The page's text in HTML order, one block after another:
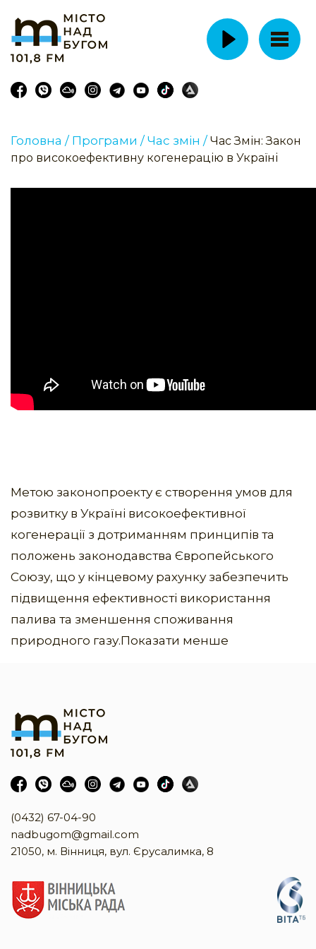
Головна / Програми / Час змін / Час Змін: Закон
про високоефективну когенерацію в Україні
Метою законопроекту є створення умов для
розвитку в Україні високоефективної
когенерації з дотриманням принципів та
положень законодавства Європейського
Союзу, що у кінцевому рахунку забезпечить
підвищення ефективності використання
палива та зменшення споживання
природного газу.Показати менше
(0432) 67-04-90
nadbugom@gmail.com
21050, м. Вінниця, вул. Єрусалимка, 8